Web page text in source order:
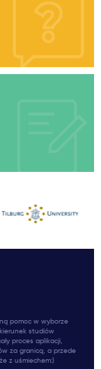
pomoc w wyborze
studiów
proces aplikacji,
za granicą, a przede
z uśmiechem:)